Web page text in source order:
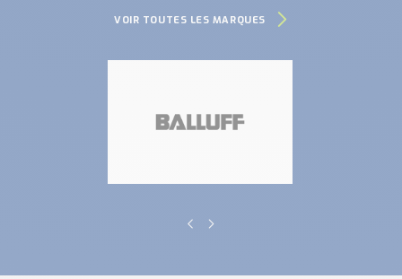
VOIR TOUTES LES MARQUES